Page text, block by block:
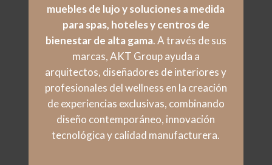
muebles de lujo y soluciones a medida
para spas, hoteles y centros de
bienestar de alta gama. A través de sus
marcas, AKT Group ayuda a
arquitectos, diseñadores de interiores y
profesionales del wellness en la creación
de experiencias exclusivas, combinando
diseño contemporáneo, innovación
tecnológica y calidad manufacturera.